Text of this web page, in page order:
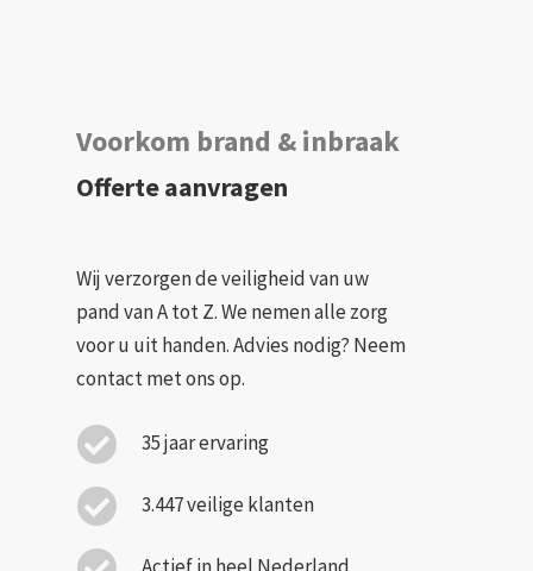
Voorkom brand & inbraak
Offerte aanvragen
Wij verzorgen de veiligheid van uw
pand van A tot Z. We nemen alle zorg
voor u uit handen. Advies nodig? Neem
contact met ons op.
35 jaar ervaring
3.447 veilige klanten
Actief in heel Nederland